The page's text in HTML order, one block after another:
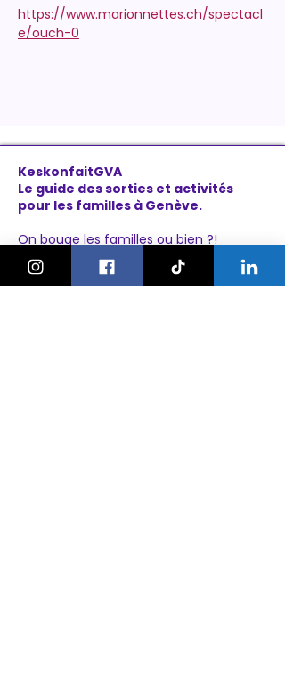
https://www.marionnettes.ch/spectacl
e/ouch-0
KeskonfaitGVA
Le guide des sorties et activités
pour les familles à Genève.
On bouge les familles ou bien ?!
Newsletter
Instagram